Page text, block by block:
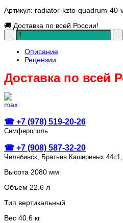
Артикул: radiator-kzto-quadrum-
🚚 Доставка по всей России!
Описание
Рецензии
Доставка по всей
☎ +7 (978) 519-20-26
Симферополь
☎ +7 (908) 587-32-20
Челябинск, Братьев Кашириных
Высота 2080 мм
Объем 22.6 л
Тип вертикальный
Вес 40.6 кг